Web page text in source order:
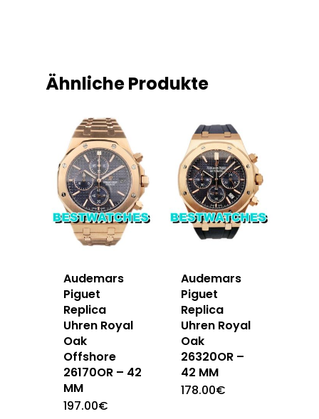
Ähnliche Produkte
Audemars
Piguet
Replica
Uhren Royal
Oak
Offshore
26170OR – 42
MM
197.00€
Audemars
Piguet
Replica
Uhren Royal
Oak
26320OR –
42 MM
178.00€